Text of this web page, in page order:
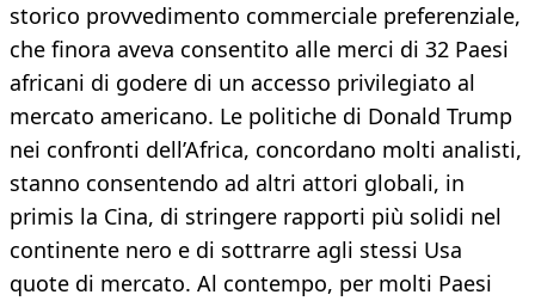
storico provvedimento commerciale preferenziale,
che finora aveva consentito alle merci di 32 Paesi
africani di godere di un accesso privilegiato al
mercato americano. Le politiche di Donald Trump
nei confronti dell’Africa, concordano molti analisti,
stanno consentendo ad altri attori globali, in
primis la Cina, di stringere rapporti più solidi nel
continente nero e di sottrarre agli stessi Usa
quote di mercato. Al contempo, per molti Paesi